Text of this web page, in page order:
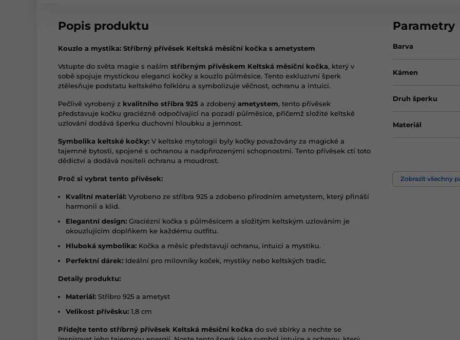
Popis produktu
Kouzlo a mystika: Stříbrný přívěsek Keltská měsíční kočka s ametystem
Vstupte do světa magie s naším stříbrným přívěskem Keltská měsíční kočka, který v
sobě spojuje mystickou eleganci kočky a kouzlo půlměsíce. Tento exkluzivní šperk
ztělesňuje podstatu keltského folklóru a symbolizuje věčnost, ochranu a intuici.
Pečlivě vyrobený z kvalitního stříbra 925 a zdobený ametystem, tento přívěsek
představuje kočku graciézně odpočívající na pozadí půlměsíce, přičemž složité keltské
uzlování dodává šperku duchovní hloubku a jemnost.
Symbolika keltské kočky: V keltské mytologii byly kočky považovány za magické a
tajemné bytosti, spojené s ochranou a nadpřirozenými schopnostmi. Tento přívěsek ctí toto
dědictví a dodává nositeli ochranu a moudrost.
Proč si vybrat tento přívěsek:
Kvalitní materiál: Vyrobeno ze stříbra 925 a zdobeno přírodním ametystem, který přináší
harmonii a klid.
Elegantní design: Graciézní kočka s půlměsícem a složitým keltským uzlováním je
okouzlujícím doplňkem ke každému outfitu.
Hluboká symbolika: Kočka a měsíc představují ochranu, intuici a mystiku.
Perfektní dárek: Ideální pro milovníky koček, mystiky nebo keltských tradic.
Detaily produktu:
Materiál: Stříbro 925 a ametyst
Velikost přívěsku: 1,8 cm
Přidejte tento stříbrný přívěsek Keltská měsíční kočka do své sbírky a nechte se
Parametry
Barva
Kámen
Druh šperku
Materiál
Zobrazit všechny